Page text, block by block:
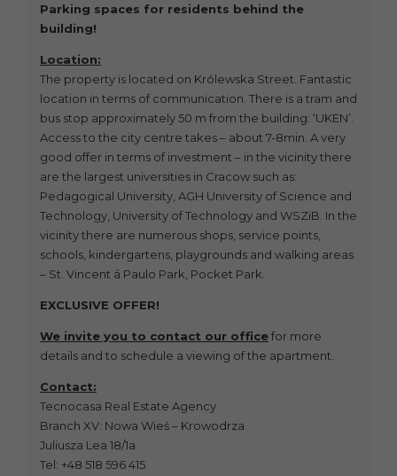
Parking spaces for residents behind the
building!
Location:
The property is located on Królewska Street. Fantastic
location in terms of communication. There is a tram and
bus stop approximately 50 m from the building: ‘UKEN’.
Access to the city centre takes – about 7-8min. A very
good offer in terms of investment – in the vicinity there
are the largest universities in Cracow such as:
Pedagogical University, AGH University of Science and
Technology, University of Technology and WSZiB. In the
vicinity there are numerous shops, service points,
schools, kindergartens, playgrounds and walking areas
– St. Vincent á Paulo Park, Pocket Park.
EXCLUSIVE OFFER!
We invite you to contact our officefor more
details and to schedule a viewing of the apartment.
Contact:
Tecnocasa Real Estate Agency
Branch XV: Nowa Wieś – Krowodrza
Juliusza Lea 18/1a
Tel: +48 518 596 415